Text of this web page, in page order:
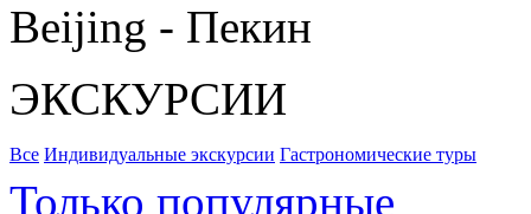
Beijing - Пекин
ЭКСКУРСИИ
Все Индивидуальные экскурсии Гастрономические туры
Только популярные